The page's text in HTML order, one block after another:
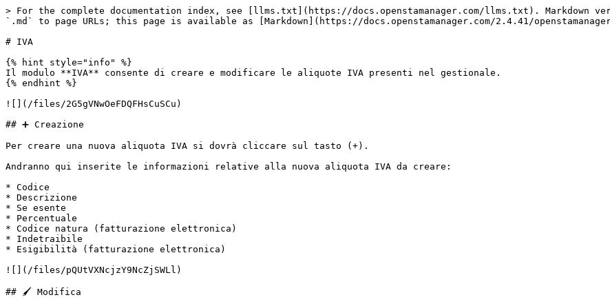
> For the complete documentation index, see [llms.txt](https://docs.openstamanager.com/llms.txt). Markdown
`.md` to page URLs; this page is available as [Markdown](https://docs.openstamanager.com/2.4.41/
# IVA
{% hint style="info" %}
Il modulo **IVA** consente di creare e modificare le aliquote IVA presenti nel gestionale.
{% endhint %}
![](/files/2G5gVNwOeFDQFHsCuSCu)
## ➕ Creazione
Per creare una nuova aliquota IVA si dovrà cliccare sul tasto (+).
Andranno qui inserite le informazioni relative alla nuova aliquota IVA da creare:
* Codice
* Descrizione
* Se esente
* Percentuale
* Codice natura (fatturazione elettronica)
* Indetraibile
* Esigibilità (fatturazione elettronica)
![](/files/pQUtVXNcjzY9NcZjSWLl)
## 🖌️ Modifica